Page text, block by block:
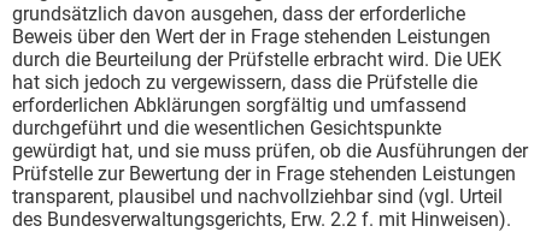
grundsätzlich davon ausgehen, dass der erforderliche
Beweis über den Wert der in Frage stehen­den Leistungen
durch die Beurteilung der Prüfstelle erbracht wird. Die UEK
hat sich jedoch zu vergewissern, dass die Prüfstelle die
erforderlichen Abklärungen sorgfältig und umfassend
durchgeführt und die wesentlichen Gesichtspunkte
gewürdigt hat, und sie muss prüfen, ob die Ausführungen der
Prüfstelle zur Bewertung der in Frage stehenden Leistungen
transparent, plausibel und nachvollziehbar sind (vgl. Urteil
des Bundesverwaltungsgerichts, Erw. 2.2 f. mit Hinweisen).